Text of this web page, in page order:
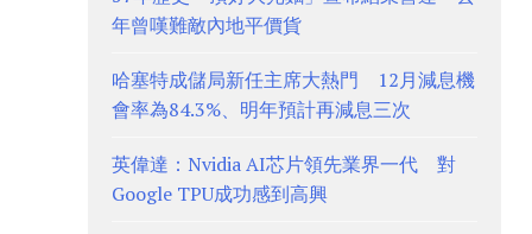
年曾嘆難敵內地平價貨
哈塞特成儲局新任主席大熱門 12月減息機
會率為84.3%、明年預計再減息三次
英偉達：Nvidia AI芯片領先業界一代 對
Google TPU成功感到高興